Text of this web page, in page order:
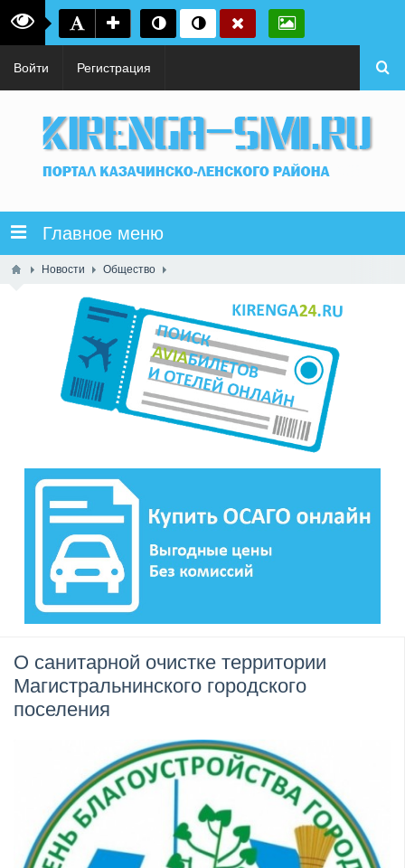
Войти Регистрация
Главное меню
Новости Общество
О санитарной очистке территории
Магистральнинского городского
поселения